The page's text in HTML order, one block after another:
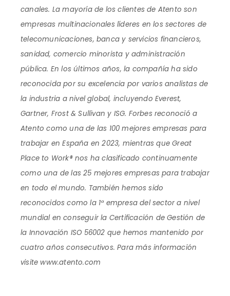
canales. La mayoría de los clientes de Atento son
empresas multinacionales líderes en los sectores de
telecomunicaciones, banca y servicios financieros,
sanidad, comercio minorista y administración
pública. En los últimos años, la compañía ha sido
reconocida por su excelencia por varios analistas de
la industria a nivel global, incluyendo Everest,
Gartner, Frost & Sullivan y ISG. Forbes reconoció a
Atento como una de las 100 mejores empresas para
trabajar en España en 2023, mientras que Great
Place to Work® nos ha clasificado continuamente
como una de las 25 mejores empresas para trabajar
en todo el mundo. También hemos sido
reconocidos como la 1ª empresa del sector a nivel
mundial en conseguir la Certificación de Gestión de
la Innovación ISO 56002 que hemos mantenido por
cuatro años consecutivos. Para más información
visite www.atento.com